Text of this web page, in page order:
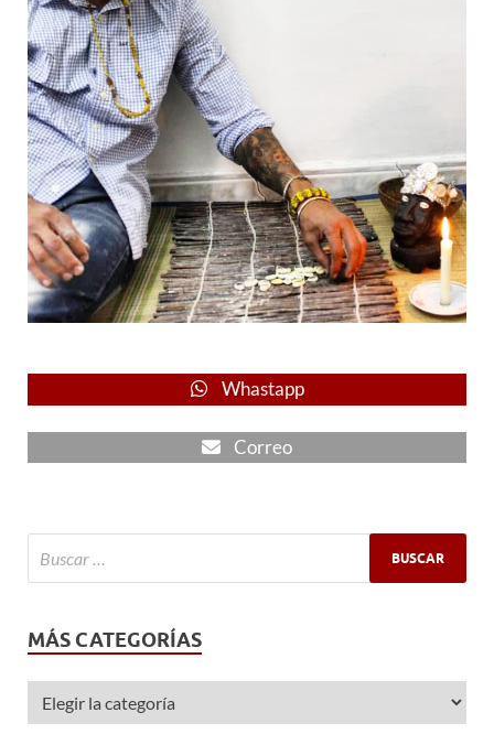
Whastapp
Correo
MÁS CATEGORÍAS